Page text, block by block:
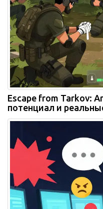
Escape from Tarkov:
потенциал и